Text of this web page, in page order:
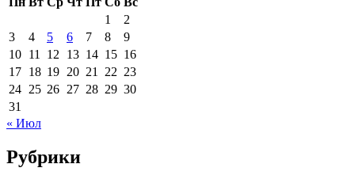
1
2
3
4 5 6 7 8
9
10 11 12 13 14 15 16
17 18 19 20 21 22 23
24 25 26 27 28 29 30
31
« Июл
Рубрики